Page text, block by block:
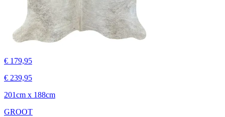
€ 179,95
€ 239,95
201cm x 188cm
GROOT